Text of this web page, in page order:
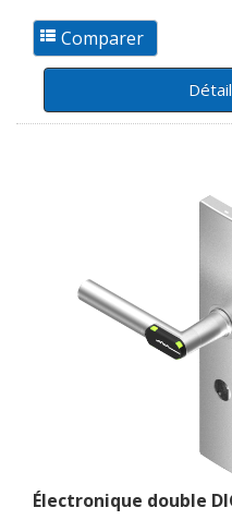
Électronique double